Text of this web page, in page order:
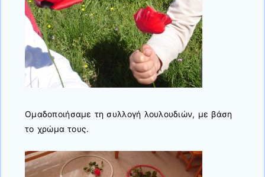
Ομαδοποιήσαμε τη συλλογή λουλουδιών, με βάση
το χρώμα τους.